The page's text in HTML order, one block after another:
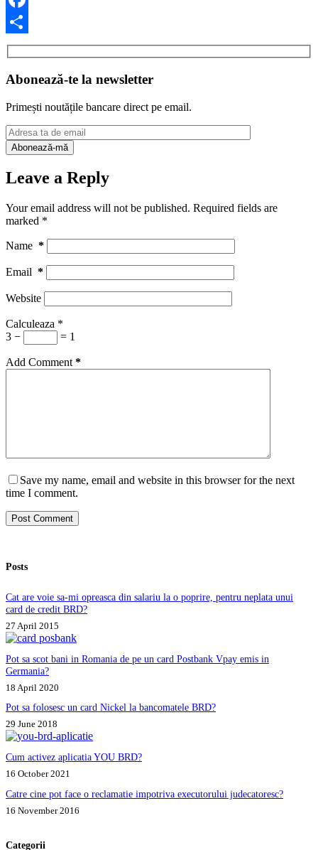
Facebook
Share
Abonează-te la newsletter
Primești noutățile bancare direct pe email.
Leave a Reply
Your email address will not be published. Required fields are
marked *
Name *
Email *
Website
Calculeaza *
3 −
= 1
Add Comment *
Save my name, email and website in this browser for the next
time I comment.
Post Comment
Posts
Cat are voie sa-mi opreasca din salariu la o poprire, pentru neplata unui
card de credit BRD?
27 April 2015
Pot sa scot bani in Romania de pe un card Postbank Vpay emis in
Germania?
18 April 2020
Pot sa folosesc un card Nickel la bancomatele BRD?
29 June 2018
Cum activez aplicatia YOU BRD?
16 October 2021
Catre cine pot face o reclamatie impotriva executorului judecatoresc?
16 November 2016
Categorii